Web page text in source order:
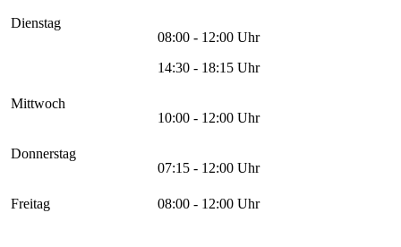
Dienstag
08:00 - 12:00 Uhr
14:30 - 18:15 Uhr
Mittwoch
10:00 - 12:00 Uhr
Donnerstag
07:15 - 12:00 Uhr
Freitag 08:00 - 12:00 Uhr